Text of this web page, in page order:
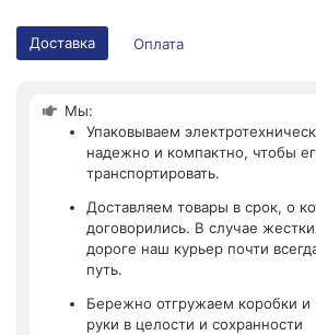
Доставка Оплата
Мы:
Упаковываем
надежно и компактно, чтобы
транспортировать.
Доставляем товары в срок, о
договорились. В случае
дороге наш курьер почти
путь.
Бережно отгружаем коробки и
руки в целости и сохранности